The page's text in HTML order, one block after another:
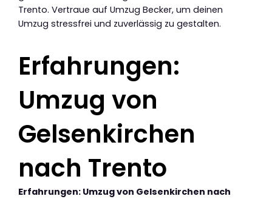
Trento. Vertraue auf Umzug Becker, um deinen
Umzug stressfrei und zuverlässig zu gestalten.
Erfahrungen:
Umzug von
Gelsenkirchen
nach Trento
Erfahrungen: Umzug von Gelsenkirchen nach